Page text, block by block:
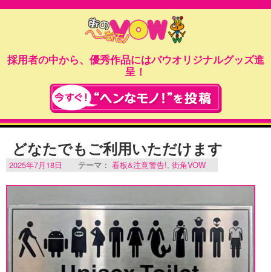
採用者の中から、優秀作品にはバウオリジナルグッズ進
呈！
どなたでもご利用いただけます
2025年7月18日 テーマ： 看板&注意警告!, 街角VOW